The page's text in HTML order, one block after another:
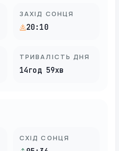
ЗАХІД СОНЦЯ
20:10
ТРИВАЛІСТЬ ДНЯ
14год 59хв
СХІД СОНЦЯ